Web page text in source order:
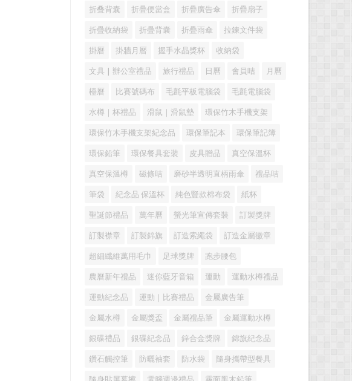
折叠背囊 折疊便當盒 折疊廣告傘 折疊扇子
折疊收納袋 折疊背囊 折疊雨傘 拉鍊文件袋
掛曆 掛牆月曆 握手水晶獎杯 收納袋
文具 | 辦公室禮品 旅行禮品 日曆 會員咭 月曆
檯曆 比賽號碼布 毛氈平板電腦袋 毛氈電腦袋
水樽｜杯禮品 滑鼠｜滑鼠墊 環保竹木手機支架
環保竹木手機支架紀念品 環保筆記本 環保筆記簿
環保鉛筆 環保餐具套裝 皮具贈品 真空保溫杯
真空保溫樽 磁條咭 磨砂半透明直柄雨傘 禮品咭
筆袋 紀念品 保溫杯 純色豎款棉布袋 紙杯
聖誕節禮品 萬年曆 螢光筆宣傳套裝 訂製獎牌
訂製襟章 訂製錦旗 訂造索繩袋 訂造金屬徽章
超細纖維萬用毛巾 足球獎牌 跑步腰包
農曆新年禮品 迷你藍牙音箱 運動 運動水樽禮品
運動紀念品 運動｜比賽禮品 金屬廣告筆
金屬水樽 金屬獎盃 金屬禮品筆 金屬運動水樽
銀碟禮品 銀碟紀念品 鋅合金獎牌 錦旗紀念品
鑽石觸控筆 防曬袖套 防水袋 隨身攜帶型餐具